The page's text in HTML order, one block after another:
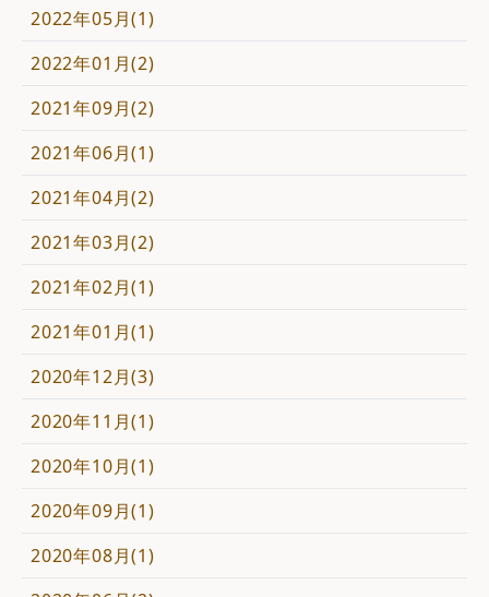
2022年05月(1)
2022年01月(2)
2021年09月(2)
2021年06月(1)
2021年04月(2)
2021年03月(2)
2021年02月(1)
2021年01月(1)
2020年12月(3)
2020年11月(1)
2020年10月(1)
2020年09月(1)
2020年08月(1)